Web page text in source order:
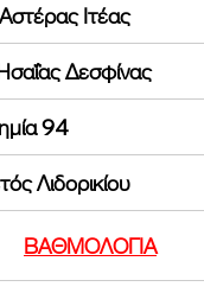
Ιτέας
Δεσφίνας
94
Λιδορικίου
ΒΑΘΜΟΛΟΓΙΑ